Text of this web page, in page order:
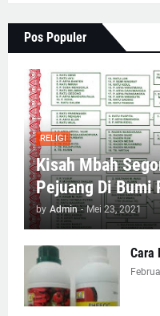
Pos Populer
RELIGI
Kisah Mbah
Pejuang Di Bumi
by Admin - Mei 23, 2021
Cara